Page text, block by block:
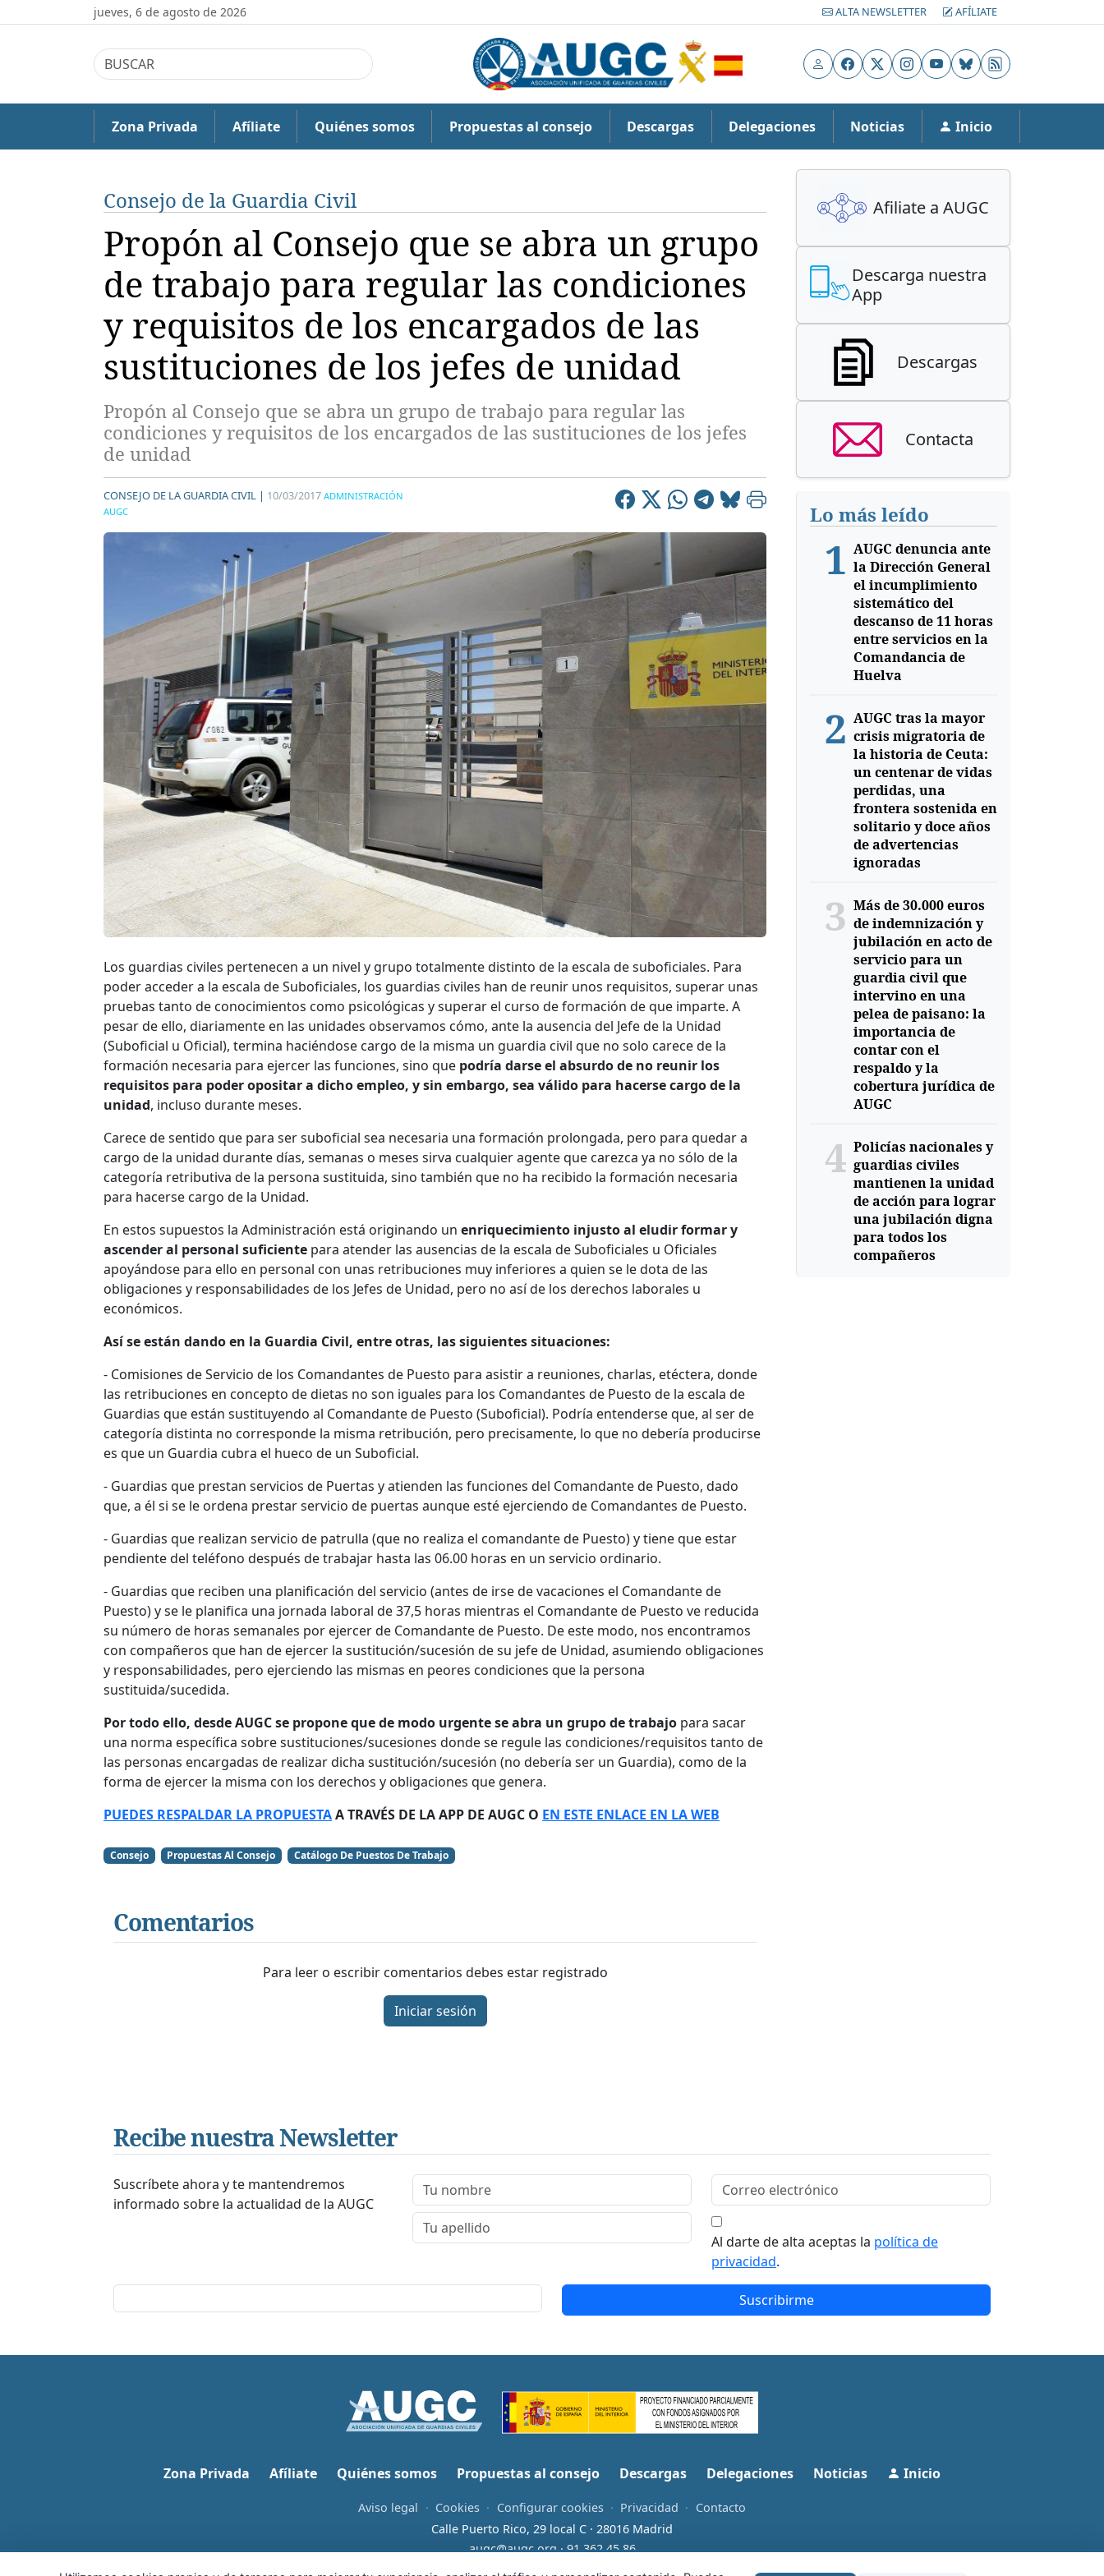
jueves, 6 de agosto de 2026 ALTA NEWSLETTER AFÍLIATE
UsuarioFacebook
X Instagram
YouTubeBluesky
RSS
Zona Privada Afíliate Quiénes somos Propuestas al consejo Descargas Delegaciones Noticias Inicio
Consejo de la Guardia Civil
Propón al Consejo que se abra un grupo
de trabajo para regular las condiciones
y requisitos de los encargados de las
sustituciones de los jefes de unidad
Propón al Consejo que se abra un grupo de trabajo para regular las
condiciones y requisitos de los encargados de las sustituciones de los jefes
de unidad
CONSEJO DE LA GUARDIA CIVIL | 10/03/2017 ADMINISTRACIÓN
AUGC
Los guardias civiles pertenecen a un nivel y grupo totalmente distinto de la escala de suboficiales. Para
poder acceder a la escala de Suboficiales, los guardias civiles han de reunir unos requisitos, superar unas
pruebas tanto de conocimientos como psicológicas y superar el curso de formación de que imparte. A
pesar de ello, diariamente en las unidades observamos cómo, ante la ausencia del Jefe de la Unidad
(Suboficial u Oficial), termina haciéndose cargo de la misma un guardia civil que no solo carece de la
formación necesaria para ejercer las funciones, sino que podría darse el absurdo de no reunir los
requisitos para poder opositar a dicho empleo, y sin embargo, sea válido para hacerse cargo de la
unidad, incluso durante meses.
Carece de sentido que para ser suboficial sea necesaria una formación prolongada, pero para quedar a
cargo de la unidad durante días, semanas o meses sirva cualquier agente que carezca ya no sólo de la
categoría retributiva de la persona sustituida, sino también que no ha recibido la formación necesaria
para hacerse cargo de la Unidad.
En estos supuestos la Administración está originando un enriquecimiento injusto al eludir formar y
ascender al personal suficiente para atender las ausencias de la escala de Suboficiales u Oficiales
apoyándose para ello en personal con unas retribuciones muy inferiores a quien se le dota de las
obligaciones y responsabilidades de los Jefes de Unidad, pero no así de los derechos laborales u
económicos.
Así se están dando en la Guardia Civil, entre otras, las siguientes situaciones:
- Comisiones de Servicio de los Comandantes de Puesto para asistir a reuniones, charlas, etéctera, donde
las retribuciones en concepto de dietas no son iguales para los Comandantes de Puesto de la escala de
Guardias que están sustituyendo al Comandante de Puesto (Suboficial). Podría entenderse que, al ser de
categoría distinta no corresponde la misma retribución, pero precisamente, lo que no debería producirse
es que un Guardia cubra el hueco de un Suboficial.
- Guardias que prestan servicios de Puertas y atienden las funciones del Comandante de Puesto, dado
que, a él si se le ordena prestar servicio de puertas aunque esté ejerciendo de Comandantes de Puesto.
- Guardias que realizan servicio de patrulla (que no realiza el comandante de Puesto) y tiene que estar
pendiente del teléfono después de trabajar hasta las 06.00 horas en un servicio ordinario.
- Guardias que reciben una planificación del servicio (antes de irse de vacaciones el Comandante de
Puesto) y se le planifica una jornada laboral de 37,5 horas mientras el Comandante de Puesto ve reducida
su número de horas semanales por ejercer de Comandante de Puesto. De este modo, nos encontramos
con compañeros que han de ejercer la sustitución/sucesión de su jefe de Unidad, asumiendo obligaciones
y responsabilidades, pero ejerciendo las mismas en peores condiciones que la persona
sustituida/sucedida.
Por todo ello, desde AUGC se propone que de modo urgente se abra un grupo de trabajo para sacar
una norma específica sobre sustituciones/sucesiones donde se regule las condiciones/requisitos tanto de
las personas encargadas de realizar dicha sustitución/sucesión (no debería ser un Guardia), como de la
forma de ejercer la misma con los derechos y obligaciones que genera.
PUEDES RESPALDAR LA PROPUESTAA TRAVÉS DE LA APP DE AUGC O EN ESTE ENLACE EN LA WEB
Consejo Propuestas Al Consejo Catálogo De Puestos De Trabajo
Comentarios
Para leer o escribir comentarios debes estar registrado
Iniciar sesión
Afiliate a AUGC
Descarga nuestra
App
Descargas
Contacta
Lo más leído
1 AUGC denuncia ante
la Dirección General
el incumplimiento
sistemático del
descanso de 11 horas
entre servicios en la
Comandancia de
Huelva
2 AUGC tras la mayor
crisis migratoria de
la historia de Ceuta:
un centenar de vidas
perdidas, una
frontera sostenida en
solitario y doce años
de advertencias
ignoradas
3 Más de 30.000 euros
de indemnización y
jubilación en acto de
servicio para un
guardia civil que
intervino en una
pelea de paisano: la
importancia de
contar con el
respaldo y la
cobertura jurídica de
AUGC
4 Policías nacionales y
guardias civiles
mantienen la unidad
de acción para lograr
una jubilación digna
para todos los
compañeros
Recibe nuestra Newsletter
Suscríbete ahora y te mantendremos
informado sobre la actualidad de la AUGC
Al darte de alta aceptas la política de
privacidad.
Suscribirme
Zona Privada Afíliate Quiénes somos Propuestas al consejo Descargas Delegaciones Noticias Inicio
Aviso legal · Cookies · Configurar cookies · Privacidad · Contacto
Calle Puerto Rico, 29 local C · 28016 Madrid
augc@augc.org ·91 362 45 86